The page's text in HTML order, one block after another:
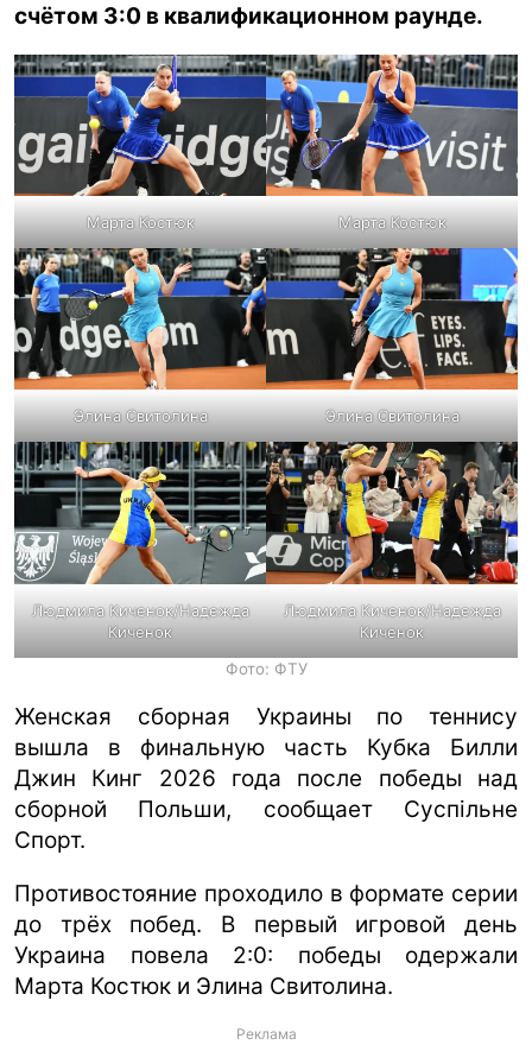
счётом 3:0 в квалификационном раунде.
Марта Костюк Марта Костюк
Элина Свитолина Элина Свитолина
Людмила Киченок/Надежда
Киченок
Людмила Киченок/Надежда
Киченок
Фото: ФТУ
Женская сборная Украины по теннису
вышла в финальную часть Кубка Билли
Джин Кинг 2026 года после победы над
сборной Польши, сообщает Суспільне
Спорт.
Противостояние проходило в формате серии
до трёх побед. В первый игровой день
Украина повела 2:0: победы одержали
Марта Костюк и Элина Свитолина.
Реклама